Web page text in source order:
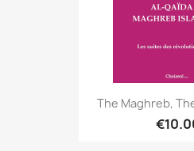
The Maghreb,